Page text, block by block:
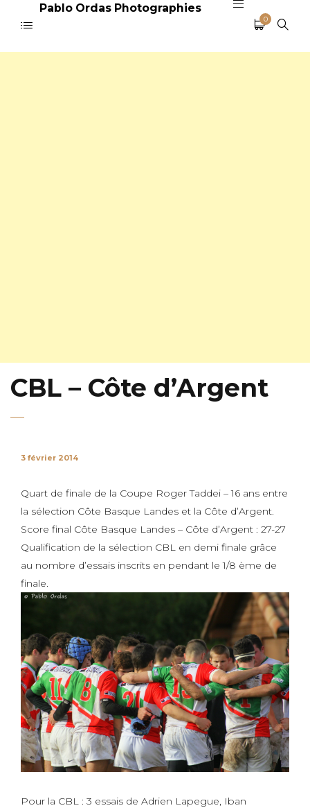
Pablo Ordas Photographies
0
CBL – Côte d’Argent
3 février 2014
Quart de finale de la Coupe Roger Taddei – 16 ans entre
la sélection Côte Basque Landes et la Côte d’Argent.
Score final Côte Basque Landes – Côte d’Argent : 27-27
Qualification de la sélection CBL en demi finale grâce
au nombre d’essais inscrits en pendant le 1/8 ème de
finale.
Pour la CBL : 3 essais de Adrien Lapegue, Iban